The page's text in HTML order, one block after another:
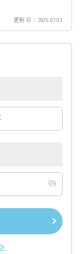
更新日： 2026.07.03